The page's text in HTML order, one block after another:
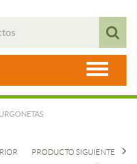
PRODUCTO SIGUIENTE